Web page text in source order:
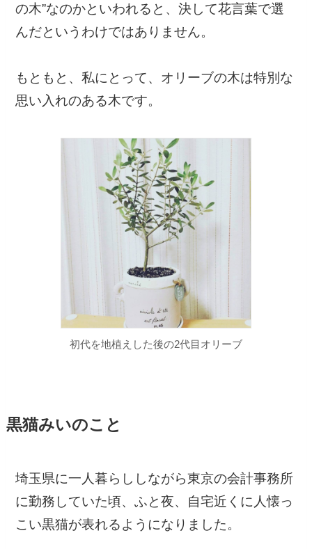
の木”なのかといわれると、決して花言葉で選
んだというわけではありません。
もともと、私にとって、オリーブの木は特別な
思い入れのある木です。
初代を地植えした後の2代目オリーブ
黒猫みいのこと
埼玉県に一人暮らししながら東京の会計事務所
に勤務していた頃、ふと夜、自宅近くに人懐っ
こい黒猫が表れるようになりました。